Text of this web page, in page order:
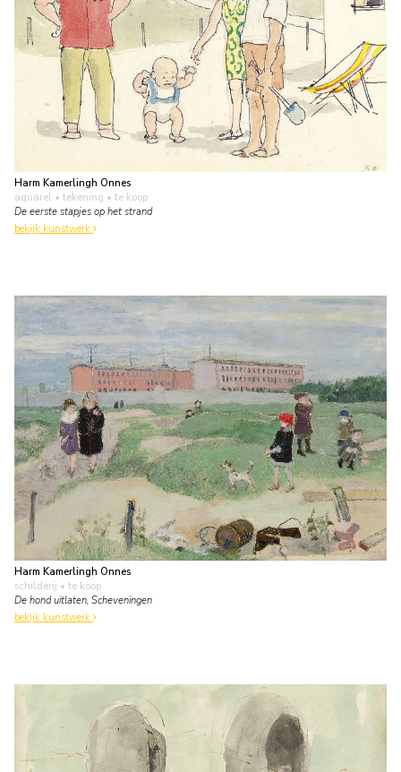
Harm Kamerlingh Onnes
aquarel • tekening • te koop
De eerste stapjes op het strand
bekijk kunstwerk
Harm Kamerlingh Onnes
schilderij • te koop
De hond uitlaten, Scheveningen
bekijk kunstwerk